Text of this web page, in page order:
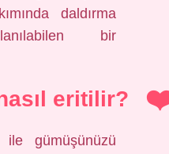
daldırma
bir
eritilir?
ile gümüşünüzü